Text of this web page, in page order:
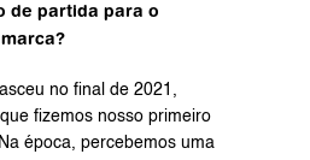
de partida para o
no final de 2021,
fizemos nosso primeiro
época, percebemos uma